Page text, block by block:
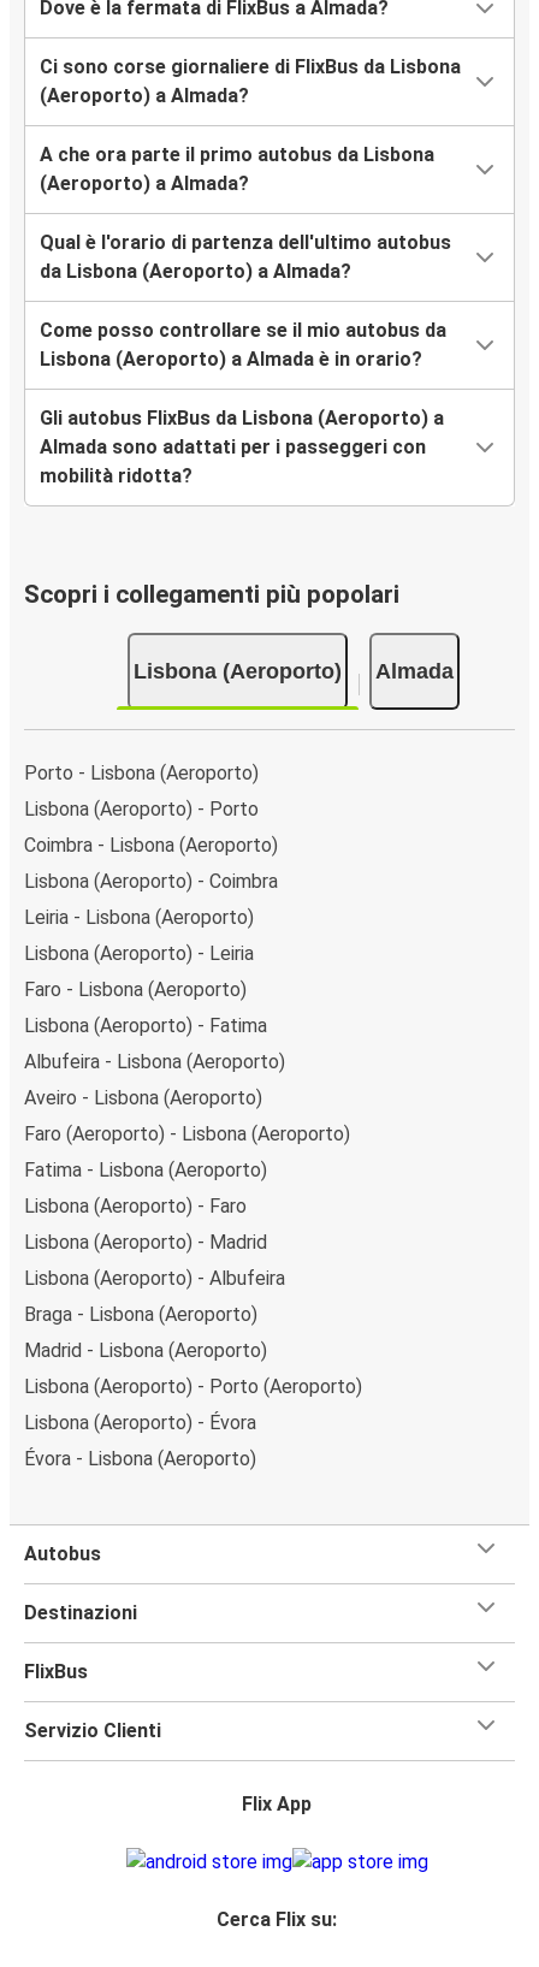
Dove è la fermata di FlixBus a Almada?
Ci sono corse giornaliere di FlixBus da Lisbona
(Aeroporto) a Almada?
A che ora parte il primo autobus da Lisbona
(Aeroporto) a Almada?
Qual è l'orario di partenza dell'ultimo autobus
da Lisbona (Aeroporto) a Almada?
Come posso controllare se il mio autobus da
Lisbona (Aeroporto) a Almada è in orario?
Gli autobus FlixBus da Lisbona (Aeroporto) a
Almada sono adattati per i passeggeri con
mobilità ridotta?
Scopri i collegamenti più popolari
Lisbona (Aeroporto) Almada
Porto - Lisbona (Aeroporto)
Lisbona (Aeroporto) - Porto
Coimbra - Lisbona (Aeroporto)
Lisbona (Aeroporto) - Coimbra
Leiria - Lisbona (Aeroporto)
Lisbona (Aeroporto) - Leiria
Faro - Lisbona (Aeroporto)
Lisbona (Aeroporto) - Fatima
Albufeira - Lisbona (Aeroporto)
Aveiro - Lisbona (Aeroporto)
Faro (Aeroporto) - Lisbona (Aeroporto)
Fatima - Lisbona (Aeroporto)
Lisbona (Aeroporto) - Faro
Lisbona (Aeroporto) - Madrid
Lisbona (Aeroporto) - Albufeira
Braga - Lisbona (Aeroporto)
Madrid - Lisbona (Aeroporto)
Lisbona (Aeroporto) - Porto (Aeroporto)
Lisbona (Aeroporto) - Évora
Évora - Lisbona (Aeroporto)
Autobus
Destinazioni
FlixBus
Servizio Clienti
Flix App
Cerca Flix su: